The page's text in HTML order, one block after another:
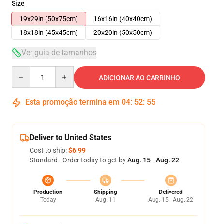
Size
19x29in (50x75cm)
16x16in (40x40cm)
18x18in (45x45cm)
20x20in (50x50cm)
Ver guia de tamanhos
ADICIONAR AO CARRINHO
Esta promoção termina em 04: 52: 55
Deliver to United States
Cost to ship:$6.99
Standard - Order today to get byAug. 15 - Aug. 22
Production
Today
Shipping
Aug. 11
Delivered
Aug. 15 - Aug. 22